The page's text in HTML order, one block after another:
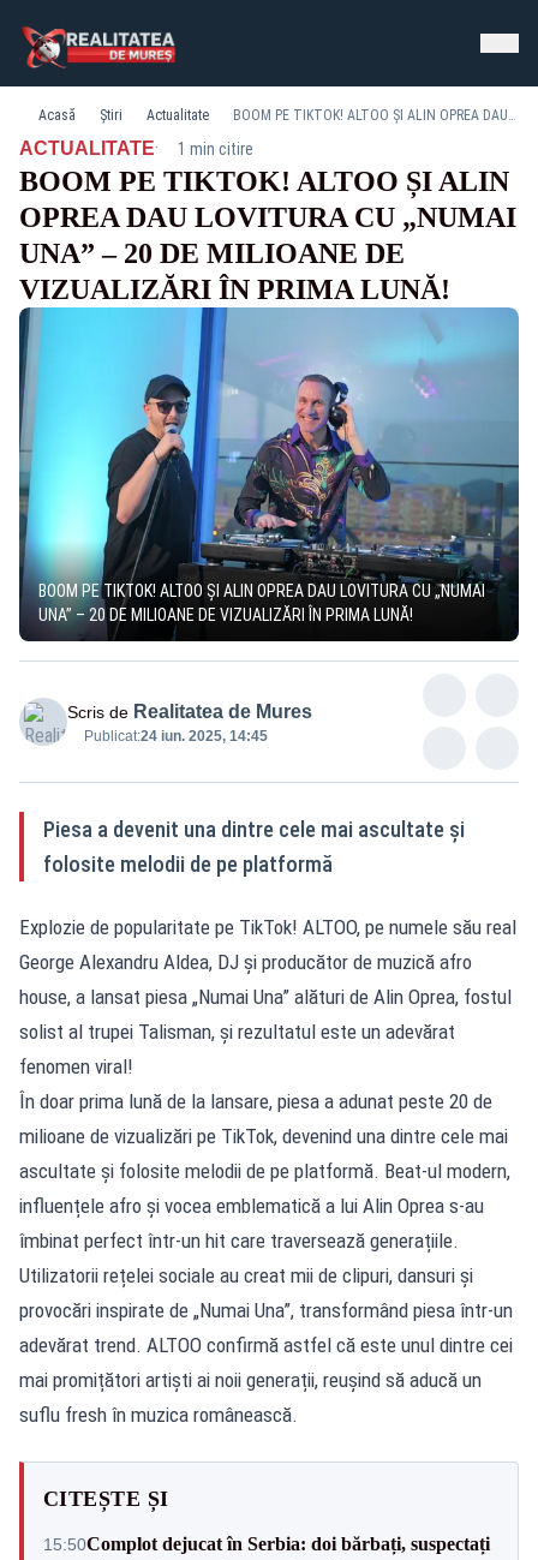
Acasă Știri Actualitate BOOM PE TIKTOK! ALTOO ȘI ALIN OPREA DAU LOVITURA CU „NUMAI UNA” – 20 DE MILIOANE DE VIZUALIZĂRI ÎN PRIMA LUNĂ!
ACTUALITATE· 1 min citire
BOOM PE TIKTOK! ALTOO ȘI ALIN
OPREA DAU LOVITURA CU „NUMAI
UNA” – 20 DE MILIOANE DE
VIZUALIZĂRI ÎN PRIMA LUNĂ!
BOOM PE TIKTOK! ALTOO ȘI ALIN OPREA DAU LOVITURA CU „NUMAI
UNA” – 20 DE MILIOANE DE VIZUALIZĂRI ÎN PRIMA LUNĂ!
Scris de Realitatea de Mures
Publicat:24 iun. 2025, 14:45
Piesa a devenit una dintre cele mai ascultate și
folosite melodii de pe platformă
Explozie de popularitate pe TikTok! ALTOO, pe numele său real
George Alexandru Aldea, DJ și producător de muzică afro
house, a lansat piesa „Numai Una” alături de Alin Oprea, fostul
solist al trupei Talisman, și rezultatul este un adevărat
fenomen viral!
În doar prima lună de la lansare, piesa a adunat peste 20 de
milioane de vizualizări pe TikTok, devenind una dintre cele mai
ascultate și folosite melodii de pe platformă. Beat-ul modern,
influențele afro și vocea emblematică a lui Alin Oprea s-au
îmbinat perfect într-un hit care traversează generațiile.
Utilizatorii rețelei sociale au creat mii de clipuri, dansuri și
provocări inspirate de „Numai Una”, transformând piesa într-un
adevărat trend. ALTOO confirmă astfel că este unul dintre cei
mai promițători artiști ai noii generații, reușind să aducă un
suflu fresh în muzica românească.
CITEȘTE ȘI
15:50Complot dejucat în Serbia: doi bărbați, suspectați